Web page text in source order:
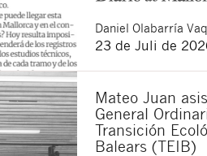
Daniel Olabarría
23 de Juli de
Mateo Juan
General
Transición
Balears (TEIB)